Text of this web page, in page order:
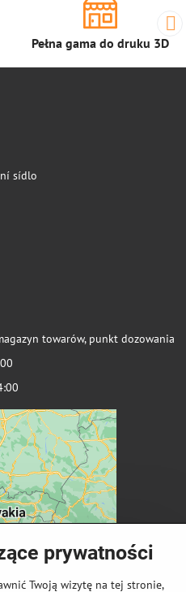
Pełna gama do druku 3D
sídlo
towarów, punkt dozowania
prywatności
Twoją wizytę na tej stronie,